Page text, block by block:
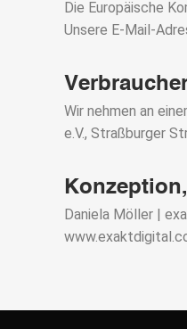
Die Europäische
Unsere E-Mail-
Wir nehmen an
e.V., Straßburger
Daniela Möller |